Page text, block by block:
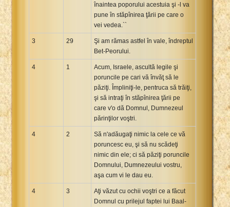
înaintea poporului acestuia şi -l va
pune în stăpînirea ţării pe care o
vei vedea.``
3 29
Şi am rămas astfel în vale, îndreptul
Bet-Peorului.
4 1
Acum, Israele, ascultă legile şi
poruncile pe cari vă învăţ să le
păziţi. Împliniţi-le, pentruca să trăiţi,
şi să intraţi în stăpînirea ţării pe
care v'o dă Domnul, Dumnezeul
părinţilor voştri.
4 2
Să n'adăugaţi nimic la cele ce vă
poruncesc eu, şi să nu scădeţi
nimic din ele; ci să păziţi poruncile
Domnului, Dumnezeului vostru,
aşa cum vi le dau eu.
4 3
Aţi văzut cu ochii voştri ce a făcut
Domnul cu prilejul faptei lui Baal-